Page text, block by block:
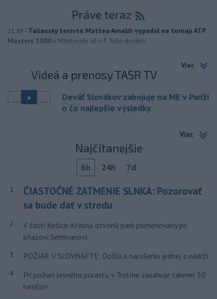
Práve teraz
21:30 - Taliansky tenista Matteo Arnaldi vypadol na turnaji ATP
Masters 1000 v Montreale už v 3. kole dvojhry.
Viac
Videá a prenosy TASR TV
Deväť Slovákov zabojuje na ME v Paríži
o čo najlepšie výsledky
Viac
Najčítanejšie
6h 24h 7d
1
ČIASTOČNÉ ZATMENIE SLNKA: Pozorovať
sa bude dať v stredu
2
V časti Košice-Krásna otvorili park pomenovaný po
kňazovi Semivanovi
3 POŽIAR V SLOVNAFTE: Došlo k narušeniu jednej z nádrží
4
Pri požiari lesného porastu v Trstíne zasahuje takmer 50
hasičov